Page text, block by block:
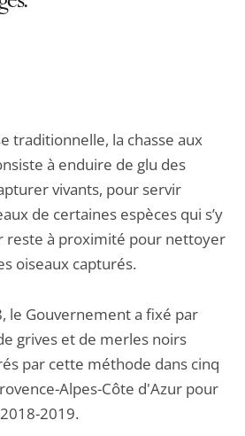
traditionnelle, la chasse aux
à enduire de glu des
vivants, pour servir
de certaines espèces qui s’y
reste à proximité pour nettoyer
oiseaux capturés.
le Gouvernement a fixé par
grives et de merles noirs
par cette méthode dans cinq
Alpes-Côte d'Azur pour
2019.